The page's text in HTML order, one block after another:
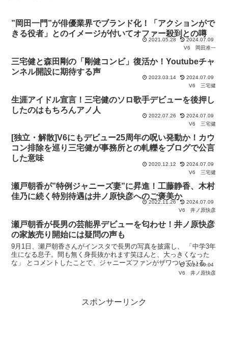
”岡田一門”が俳優業界でブランド化！「アクションがで
きる役者」とのイメージが付いてオファー殺到との噂
2021.05.28
2024.07.09
V6
岡田准一
三宅健と森田剛の「剛健コンビ」復活か！Youtubeチャ
ンネル開設に期待する声
2023.03.14
2024.07.09
V6
三宅健
生涯アイドル宣言！三宅健のソロ歌手デビューを後押し
したのはもちろんアノ人
2022.07.26
2024.07.09
V6
三宅健
[独立・解散]V6にもデビュー25周年の呪い発動か！カウ
コン排除を巡り三宅健が事務所との軋轢をブログで公言
した意味
2020.12.12
2024.07.09
V6
三宅健
瀬戸朝香が”特例ジャニーズ妻”に昇進！工藤静香、木村
佳乃に続く特別待遇は井ノ原快彦へのご褒美か
2022.11.26
2024.07.09
V6
井ノ原快彦
瀬戸朝香が長男の芸能界デビューを匂わせ！井ノ原快彦
の家族売り開始には疑問の声も
9月1日、瀬戸朝香さんがインスタで長男の写真を披露し、 「中学3年
生になる息子。間も無く身長抜かれます笑ほんと、大っきくなった
な」 とコメントしたことで、ジャニーズファンがザワついていると
2024.09.04
V6
井ノ原快彦
スポンサーリンク